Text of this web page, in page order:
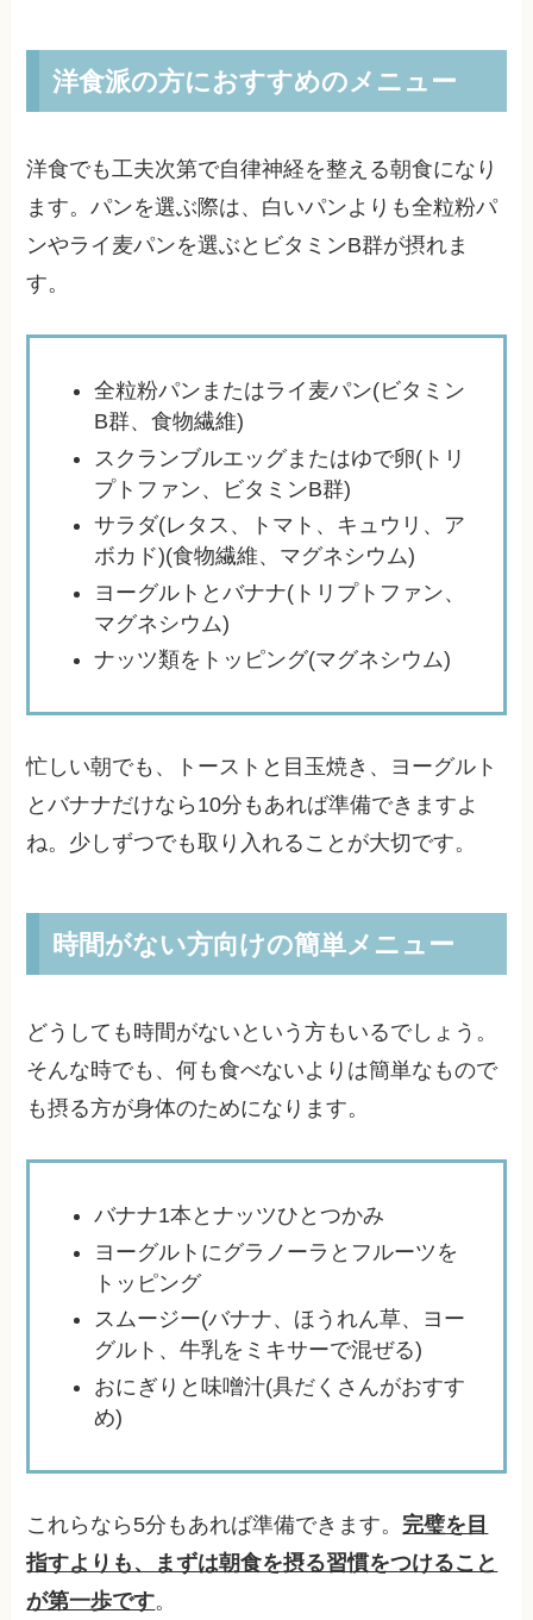
洋食派の方におすすめのメニュー
洋食でも工夫次第で自律神経を整える朝食になり
ます。パンを選ぶ際は、白いパンよりも全粒粉パ
ンやライ麦パンを選ぶとビタミンB群が摂れま
す。
全粒粉パンまたはライ麦パン(ビタミン
B群、食物繊維)
スクランブルエッグまたはゆで卵(トリ
プトファン、ビタミンB群)
サラダ(レタス、トマト、キュウリ、ア
ボカド)(食物繊維、マグネシウム)
ヨーグルトとバナナ(トリプトファン、
マグネシウム)
ナッツ類をトッピング(マグネシウム)
忙しい朝でも、トーストと目玉焼き、ヨーグルト
とバナナだけなら10分もあれば準備できますよ
ね。少しずつでも取り入れることが大切です。
時間がない方向けの簡単メニュー
どうしても時間がないという方もいるでしょう。
そんな時でも、何も食べないよりは簡単なもので
も摂る方が身体のためになります。
バナナ1本とナッツひとつかみ
ヨーグルトにグラノーラとフルーツを
トッピング
スムージー(バナナ、ほうれん草、ヨー
グルト、牛乳をミキサーで混ぜる)
おにぎりと味噌汁(具だくさんがおすす
め)
これらなら5分もあれば準備できます。 完璧を目
指すよりも、まずは朝食を摂る習慣をつけること
が第一歩です。